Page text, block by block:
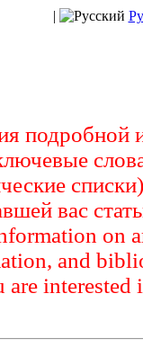
|
подробной
вас
on
and
are interested